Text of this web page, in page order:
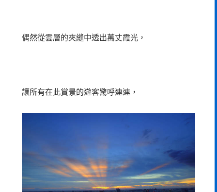
偶然從雲層的夾縫中透出萬丈霞光，
讓所有在此賞景的遊客驚呼連連，